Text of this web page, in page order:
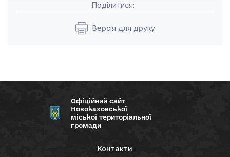
Поділитися:
Версія для друку
Офіційний сайт
Новокаховської
міської територіальної
громади
Контакти